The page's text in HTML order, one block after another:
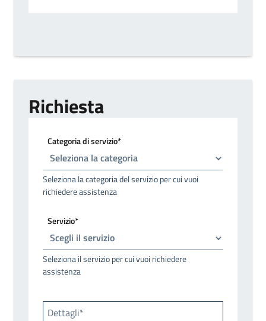
Richiesta
Categoria di servizio*
Seleziona la categoria del servizio per cui vuoi
richiedere assistenza
Servizio*
Seleziona il servizio per cui vuoi richiedere
assistenza
Dettagli*